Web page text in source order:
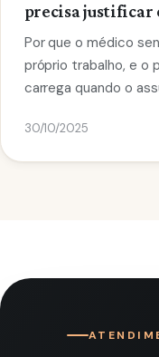
precisa
Por que o médico
próprio trabalho, e o
carrega quando o
30/10/2025